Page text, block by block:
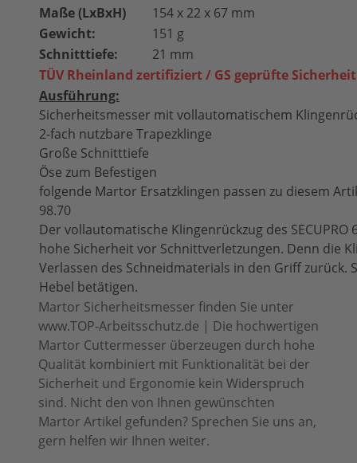
Maße (LxBxH)
154 x 22 x 67 mm
Gewicht:
151 g
Schnitttiefe:
21 mm
TÜV Rheinland zertifiziert / GS geprüfte Sicherheit
Ausführung:
Sicherheitsmesser mit vollautomatischem
2-fach nutzbare Trapezklinge
Große Schnitttiefe
Öse zum Befestigen
folgende Martor Ersatzklingen passen zu diesem
98.70
Der vollautomatische Klingenrückzug des
hohe Sicherheit vor Schnittverletzungen. Denn die
Verlassen des Schneidmaterials in den Griff zurück.
Hebel betätigen.
Martor Sicherheitsmesser finden Sie unter
www.TOP-Arbeitsschutz.de | Die hochwertigen
Martor Cuttermesser überzeugen durch hohe
Qualität kombiniert mit Funktionalität bei der
Sicherheit und Ergonomie kein Widerspruch
sind. Nicht den von Ihnen gewünschten
Martor Artikel gefunden? Sprechen Sie uns an,
gern helfen wir Ihnen weiter.